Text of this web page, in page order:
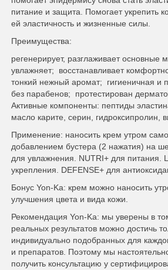
питание и защита. Помогает укрепить
ей эластичность и жизненные силы.
Преимущества:
регенерирует, разглаживает
увлажняет; восстанавливает
тонкий нежный аромат; гигиеничная и
без парабенов; протестирован
Активные компоненты: пептиды
масло карите, серин, гидроксипролин,
Применение: наносить крем утром
добавлением бустера (2 нажатия) на
для увлажнения. NUTRI+ для питания.
укрепления. DEFENSE+ для
Бонус Yon-Ka: крем можно наносить
улучшения цвета и вида кожи.
Рекомендация Yon-Ka: мы уверены в
реальных результатов можно достичь
индивидуально подобранных для
и препаратов. Поэтому мы
получить консультацию у